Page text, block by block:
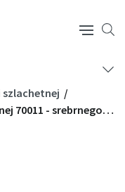
szlachetnej
70011 - srebrnego…